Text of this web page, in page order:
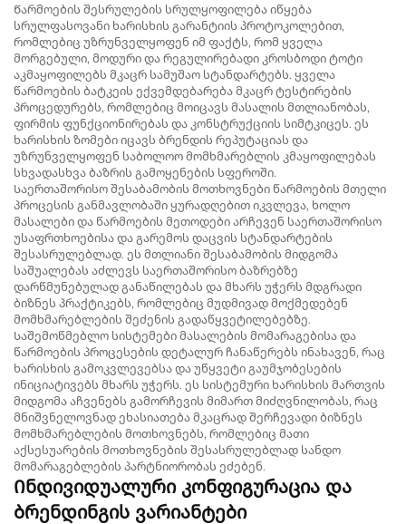
Წარმოების შესრულების სრულყოფილება იწყება
სრულფასოვანი ხარისხის გარანტიის პროტოკოლებით,
რომლებიც უზრუნველყოფენ იმ ფაქტს, რომ ყველა
მორგებული, მოდური და რეგულირებადი კროსბოდი ტოტი
აკმაყოფილებს მკაცრ სამუშაო სტანდარტებს. ყველა
წარმოების ბატკეის ექვემდებარება მკაცრ ტესტირების
პროცედურებს, რომლებიც მოიცავს მასალის მთლიანობას,
ფირმის ფუნქციონირებას და კონსტრუქციის სიმტკიცეს. ეს
ხარისხის ზომები იცავს ბრენდის რეპუტაციას და
უზრუნველყოფენ საბოლოო მომხმარებლის კმაყოფილებას
სხვადასხვა ბაზრის გამოყენების სფეროში.
Საერთაშორისო შესაბამობის მოთხოვნები წარმოების მთელი
პროცესის განმავლობაში ყურადღებით იკვლევა, ხოლო
მასალები და წარმოების მეთოდები არჩევენ საერთაშორისო
უსაფრთხოებისა და გარემოს დაცვის სტანდარტების
შესასრულებლად. ეს მთლიანი შესაბამობის მიდგომა
საშუალებას აძლევს საერთაშორისო ბაზრებზე
დარწმუნებულად განაწილებას და მხარს უჭერს მდგრადი
ბიზნეს პრაქტიკებს, რომლებიც მუდმივად მოქმედებენ
მომხმარებლების შეძენის გადაწყვეტილებებზე.
Საშემოწმებლო სისტემები მასალების მომარაგებისა და
წარმოების პროცესების დეტალურ ჩანაწერებს ინახავენ, რაც
ხარისხის გამოკვლევებსა და უწყვეტი გაუმჯობესების
ინიციატივებს მხარს უჭერს. ეს სისტემური ხარისხის მართვის
მიდგომა აჩვენებს გამორჩევის მიმართ მიძღვნილობას, რაც
მნიშვნელოვნად ეხასიათება მკაცრად შერჩევადი ბიზნეს
მომხმარებლების მოთხოვნებს, რომლებიც მათი
აქსესუარების მოთხოვნების შესასრულებლად სანდო
მომარაგებლების პარტნიორობას ეძებენ.
Ინდივიდუალური კონფიგურაცია და
ბრენდინგის ვარიანტები